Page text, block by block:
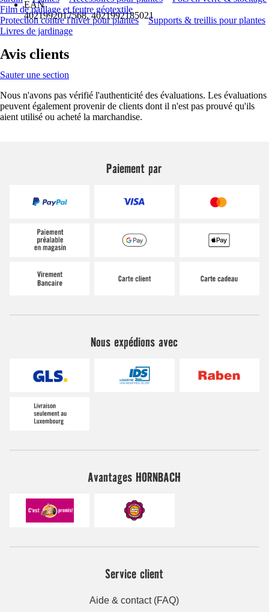
EAN
4021992017568, 4021992185021
Film de paillage et feutre géotextile
Protection contre l'hiver pour plantes
Supports & treillis pour plantes
Livres de jardinage
Avis clients
Sauter une section
Nous n'avons pas vérifié l'authenticité des évaluations. Les évaluations
peuvent également provenir de clients dont il n'est pas prouvé qu'ils
aient utilisé ou acheté la marchandise.
Paiement par
Nous expédions avec
Avantages HORNBACH
Service client
Aide & contact (FAQ)